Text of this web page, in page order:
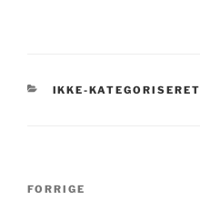
KATEGORIER
IKKE-KATEGORISERET
Indlægsnavigation
Forrige
FORRIGE